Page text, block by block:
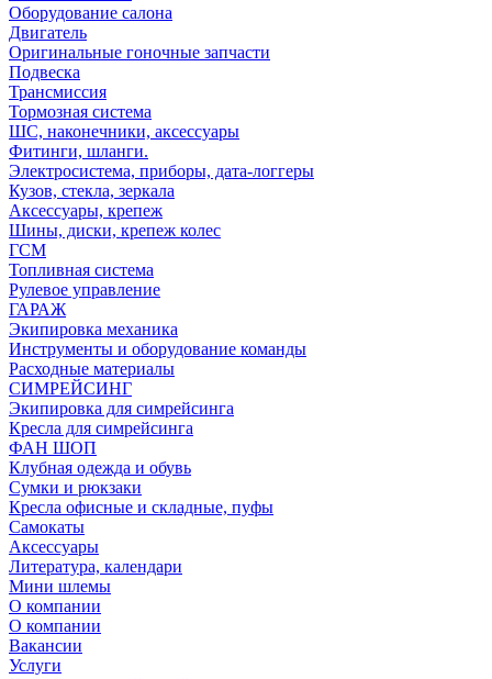
Оборудование салона
Двигатель
Оригинальные гоночные запчасти
Подвеска
Трансмиссия
Тормозная система
ШС, наконечники, аксессуары
Фитинги, шланги.
Электросистема, приборы, дата-логгеры
Кузов, стекла, зеркала
Аксессуары, крепеж
Шины, диски, крепеж колес
ГСМ
Топливная система
Рулевое управление
ГАРАЖ
Экипировка механика
Инструменты и оборудование команды
Расходные материалы
СИМРЕЙСИНГ
Экипировка для симрейсинга
Кресла для симрейсинга
ФАН ШОП
Клубная одежда и обувь
Сумки и рюкзаки
Кресла офисные и складные, пуфы
Самокаты
Аксессуары
Литература, календари
Мини шлемы
О компании
О компании
Вакансии
Услуги